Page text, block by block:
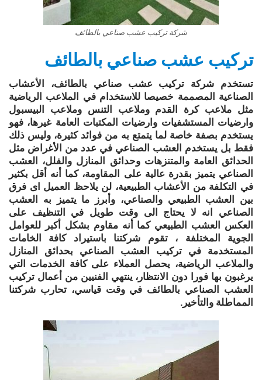
شركة تركيب عشب صناعي بالطائف
تركيب عشب صناعي بالطائف
تستخدم شركة تركيب عشب صناعي بالطائف، الأعشاب
الصناعية المصممة خصيصا للاستخدام في الملاعب الرياضية
مثل ملاعب كرة القدم وملاعب التنس وملاعب البيسبول
وارضيات المستشفيات وارضيات المكتبات العامة غيرها، فهو
يستخدم بصفة خاصة لما يتمتع به من فوائد كثيرة، وليس ذلك
فقط بل يستخدم العشب الصناعي في عدد من الأغراض مثل
الحدائق العامة والمتنزهات وحدائق المنازل والفلل، العشب
الصناعي يتميز بقدرة عالية على المقاومة، كما أنه أقل بكثير
في التكلفة من الأعشاب الطبيعية، لن يلاحظ العميل اى فرق
بين العشب الطبيعي والصناعي، وأبرز ما يتميز به العشب
الصناعي انه لا يحتاج الى وقت طويل في التنظيف على
العكس العشب الطبيعي كما أنه مقاوم بشكل أكبر للعوامل
الجوية المختلفة ، تقوم شركتنا باستيراد كافة الخامات
المستخدمة في تركيب العشب الصناعي بحدائق المنازل
والملاعب الرياضية، يحصل العملاء على كافة الخدمات التي
يرغبون بها فورا دون الانتظار، ينتهي الفنيين من أعمال تركيب
العشب الصناعي بالطائف في وقت قياسي، تحارب شركتنا
المماطلة والتأخير.